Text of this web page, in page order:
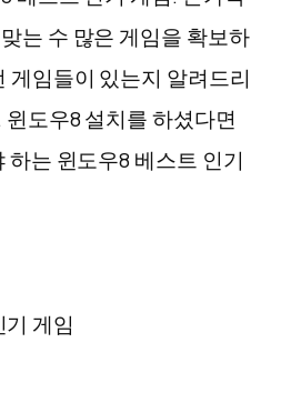
는 수 많은 게임을 확보하
게임들이 있는지 알려드리
도우8 설치를 하셨다면
하는 윈도우8 베스트 인기